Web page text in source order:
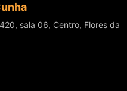
sala 06, Centro, Flores da